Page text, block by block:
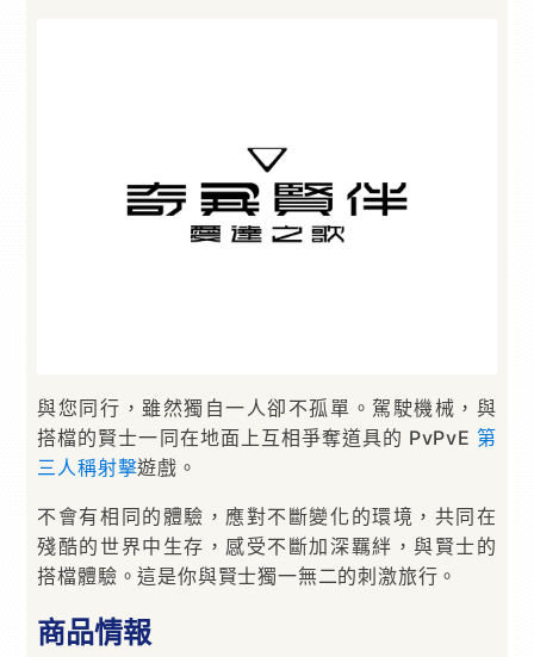
與您同行，雖然獨自一人卻不孤單。駕駛機械，與
搭檔的賢士一同在地面上互相爭奪道具的 PvPvE 第
三人稱射擊遊戲。
不會有相同的體驗，應對不斷變化的環境，共同在
殘酷的世界中生存，感受不斷加深羈絆，與賢士的
搭檔體驗。這是你與賢士獨一無二的刺激旅行。
商品情報